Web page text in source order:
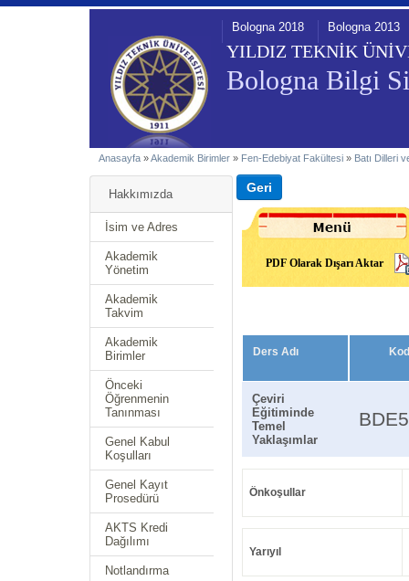
YILDIZ TEKNİK
Bologna Bilgi
Bologna 2018 Bologna 2013
Anasayfa »Akademik Birimler » Fen-Edebiyat Fakültesi » Batı Dilleri
Hakkımızda
İsim ve Adres
Akademik
Yönetim
Akademik
Takvim
Akademik
Birimler
Önceki
Öğrenmenin
Tanınması
Genel Kabul
Koşulları
Genel Kayıt
Prosedürü
AKTS Kredi
Dağılımı
Notlandırma
PDF Olarak Dışarı Aktar
Ders Adı
Çeviri
Eğitiminde
Temel
Yaklaşımlar
Önkoşullar
Yarıyıl